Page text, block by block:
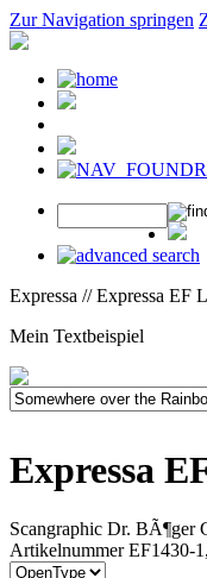
Zur Navigation springen
Expressa // Expressa EF
Mein Textbeispiel
Expressa
Scangraphic Dr. BÃ¶ger
Artikelnummer EF1430-